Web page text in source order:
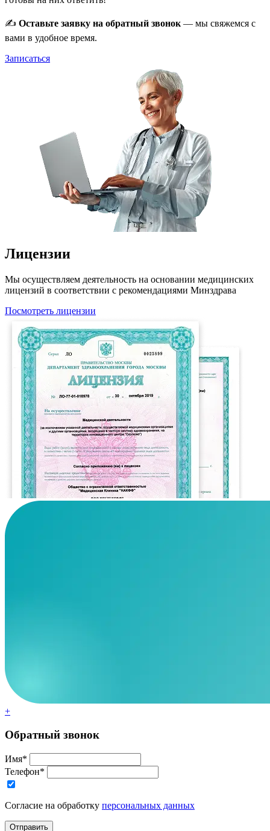
✍️ Оставьте заявку на обратный звонок — мы свяжемся с
вами в удобное время.
Записаться
Лицензии
Мы осуществляем деятельность на основании медицинских
лицензий в соответствии с рекомендациями Минздрава
Посмотреть лицензии
+
Обратный звонок
Имя*
Телефон*
Согласие на обработку персональных данных